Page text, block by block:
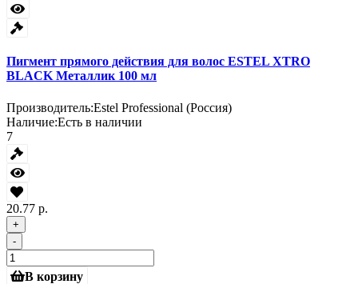
Пигмент прямого действия для волос ESTEL XTRO
BLACK Металлик 100 мл
Производитель:Estel Professional (Россия)
Наличие:Есть в наличии
7
20.77 р.
+
-
В корзину